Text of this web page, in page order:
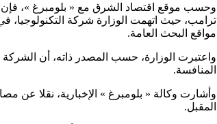
وحسب موقع اقتصاد الشرق مع « بلومبرغ »، فإن
مواقع البحث العامة.
واعتبرت الوزارة، حسب المصدر ذاته، أن
المنافسة.
وأشارت وكالة « بلومبرغ » الإخبارية، نقلا عن
المقبل.